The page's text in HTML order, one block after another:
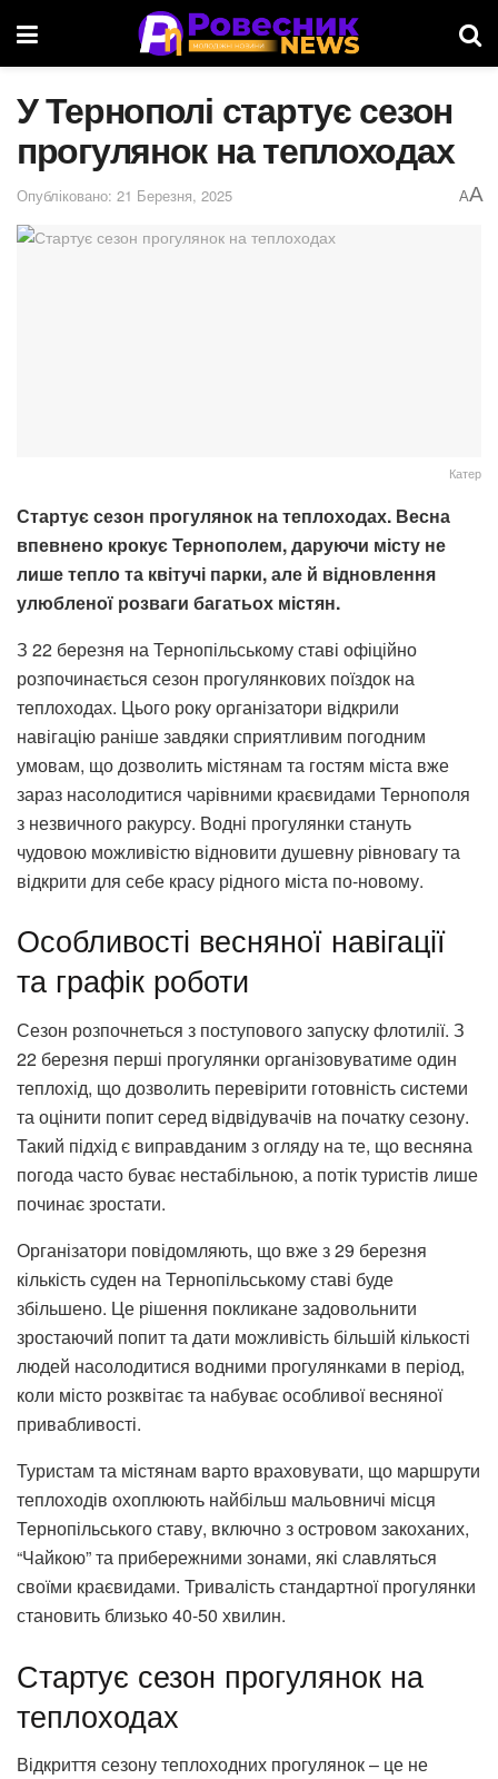
У Тернополі стартує сезон
прогулянок на теплоходах
Опубліковано: 21 Березня, 2025 AA
Катер
Стартує сезон прогулянок на теплоходах. Весна
впевнено крокує Тернополем, даруючи місту не
лише тепло та квітучі парки, але й відновлення
улюбленої розваги багатьох містян.
З 22 березня на Тернопільському ставі офіційно
розпочинається сезон прогулянкових поїздок на
теплоходах. Цього року організатори відкрили
навігацію раніше завдяки сприятливим погодним
умовам, що дозволить містянам та гостям міста вже
зараз насолодитися чарівними краєвидами Тернополя
з незвичного ракурсу. Водні прогулянки стануть
чудовою можливістю відновити душевну рівновагу та
відкрити для себе красу рідного міста по-новому.
Особливості весняної навігації
та графік роботи
Сезон розпочнеться з поступового запуску флотилії. З
22 березня перші прогулянки організовуватиме один
теплохід, що дозволить перевірити готовність системи
та оцінити попит серед відвідувачів на початку сезону.
Такий підхід є виправданим з огляду на те, що весняна
погода часто буває нестабільною, а потік туристів лише
починає зростати.
Організатори повідомляють, що вже з 29 березня
кількість суден на Тернопільському ставі буде
збільшено. Це рішення покликане задовольнити
зростаючий попит та дати можливість більшій кількості
людей насолодитися водними прогулянками в період,
коли місто розквітає та набуває особливої весняної
привабливості.
Туристам та містянам варто враховувати, що маршрути
теплоходів охоплюють найбільш мальовничі місця
Тернопільського ставу, включно з островом закоханих,
“Чайкою” та прибережними зонами, які славляться
своїми краєвидами. Тривалість стандартної прогулянки
становить близько 40-50 хвилин.
Стартує сезон прогулянок на
теплоходах
Відкриття сезону теплоходних прогулянок – це не